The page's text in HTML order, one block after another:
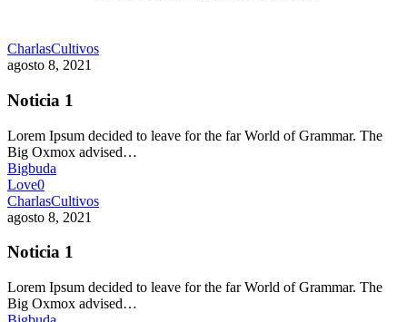
CharlasCultivos
agosto 8, 2021
Noticia 1
Lorem Ipsum decided to leave for the far World of Grammar. The
Big Oxmox advised…
Bigbuda
Love0
CharlasCultivos
agosto 8, 2021
Noticia 1
Lorem Ipsum decided to leave for the far World of Grammar. The
Big Oxmox advised…